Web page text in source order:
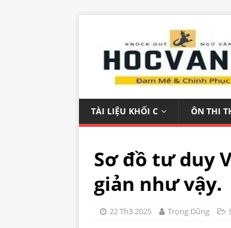
TÀI LIỆU KHỐI C ÔN THI
Sơ đồ tư duy
giản như vậy.
22 Th3 2025 Trọng Dũng